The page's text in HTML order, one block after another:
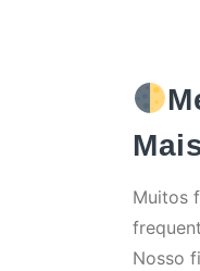
Muitos
Nosso